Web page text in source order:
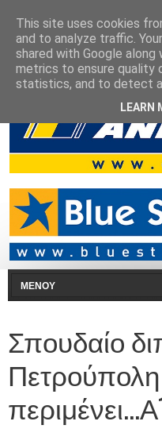
Σπουδαίο
Πετρούπολη
This site uses cookies
and to analyze traffic.
shared with Google
metrics to ensure quality
statistics, and to detect
LEARN